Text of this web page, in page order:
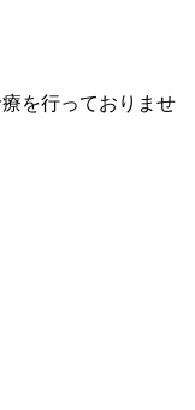
を行っておりませ